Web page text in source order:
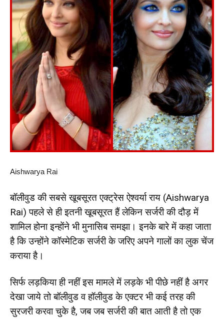
Aishwarya Rai
बॉलीवुड की सबसे खूबसूरत एक्ट्रेस ऐश्वर्या राय (Aishwarya
Rai) पहले से ही इतनी खूबसूरत हैं लेकिन सर्जरी की दौड़ में
शामिल होना इन्होंने भी मुनासिब समझा। इनके बारे में कहा जाता
है कि उन्होंने कॉस्मेटिक सर्जरी के जरिए अपने गालों का लुक चेंज
कराया है।
सिर्फ लड़किया ही नहीं इस मामले में लड़के भी पीछे नहीं है अगर
देखा जाये तो बॉलीवुड व हॉलीवुड के एक्टर भी कई तरह की
सुरजरी करवा चुके है, जब जब सर्जरी की बात आती है तो एक